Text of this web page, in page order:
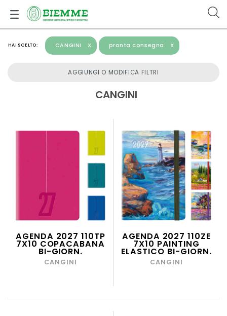
HAI SCELTO: CANGINI X pronta consegna X
AGGIUNGI O MODIFICA FILTRI
CANGINI
AGENDA 2027 110TP
7X10 COPACABANA
BI-GIORN.
CANGINI
AGENDA 2027 110ZE
7X10 PAINTING
ELASTICO BI-GIORN.
CANGINI